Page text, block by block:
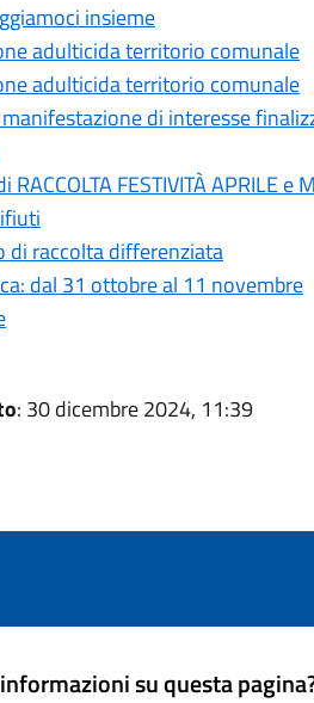
insieme
adulticida territorio comunale
adulticida territorio comunale
di interesse
RACCOLTA FESTIVITÀ APRILE e
di raccolta differenziata
dal 31 ottobre al 11 novembre
: 30 dicembre 2024, 11:39
su questa